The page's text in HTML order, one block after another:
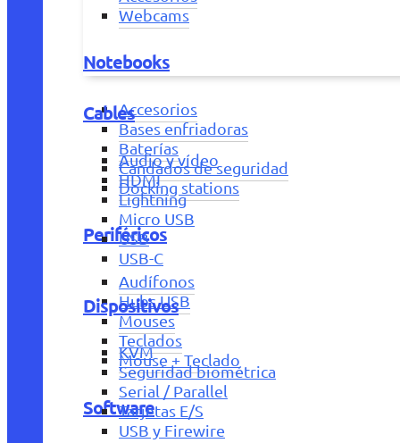
Webcams
Notebooks
Accesorios
Bases enfriadoras
Baterías
Candados de seguridad
Docking stations
Periféricos
Audífonos
Hubs USB
Mouses
Teclados
Mouse + Teclado
Software
Cables
Audio y vídeo
HDMI
Lightning
Micro USB
USB
USB-C
Dispositivos
KVM
Seguridad biométrica
Serial / Parallel
Tarjetas E/S
USB y Firewire